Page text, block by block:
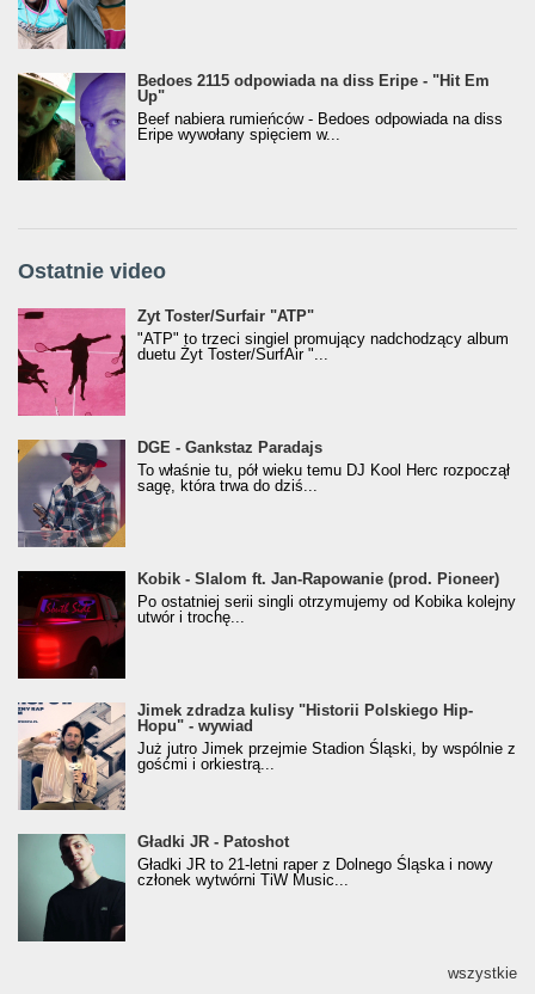
Bedoes 2115 odpowiada na diss Eripe - "Hit Em
Up"
Beef nabiera rumieńców - Bedoes odpowiada na diss
Eripe wywołany spięciem w...
Ostatnie video
Żyt Toster/SurfAir - ATP VIDEO
Żyt Toster/Surfair "ATP"
"ATP" to trzeci singiel promujący nadchodzący album
duetu Żyt Toster/SurfAir "...
donGURALesko z nagrodą za
Klasyczny/Trueschoolowy Album Roku
(Popkillery 2023)
DGE - Gankstaz Paradajs
To właśnie tu, pół wieku temu DJ Kool Herc rozpoczął
sagę, która trwa do dziś...
Kobik - Slalom ft. Jan-Rapowanie (prod. Pioneer)
[Official Music Visualiser]
Kobik - Slalom ft. Jan-Rapowanie (prod. Pioneer)
Po ostatniej serii singli otrzymujemy od Kobika kolejny
utwór i trochę...
Jimek zdradza kulisy "Historii Polskiego Hip-
Hopu" - wywiad
Jimek zdradza kulisy "Historii Polskiego Hip-
Hopu" - wywiad
Już jutro Jimek przejmie Stadion Śląski, by wspólnie z
gośćmi i orkiestrą...
Gładki JR - Patoshot
Gładki JR - Patoshot
Gładki JR to 21-letni raper z Dolnego Śląska i nowy
członek wytwórni TiW Music...
wszystkie